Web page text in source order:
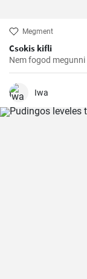
Megment
Csokis kifli
Nem fogod
Iwa